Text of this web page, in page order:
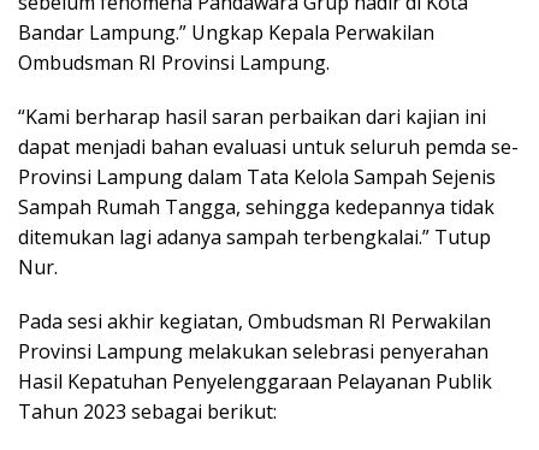
Bandar Lampung.” Ungkap Kepala Perwakilan
Ombudsman RI Provinsi Lampung.
“Kami berharap hasil saran perbaikan dari kajian ini
dapat menjadi bahan evaluasi untuk seluruh pemda se-
Provinsi Lampung dalam Tata Kelola Sampah Sejenis
Sampah Rumah Tangga, sehingga kedepannya tidak
ditemukan lagi adanya sampah terbengkalai.” Tutup
Nur.
Pada sesi akhir kegiatan, Ombudsman RI Perwakilan
Provinsi Lampung melakukan selebrasi penyerahan
Hasil Kepatuhan Penyelenggaraan Pelayanan Publik
Tahun 2023 sebagai berikut: